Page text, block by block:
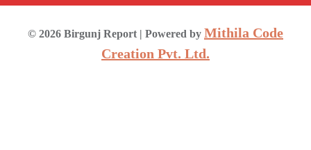
© 2026 Birgunj Report | Powered by Mithila Code
Creation Pvt. Ltd.